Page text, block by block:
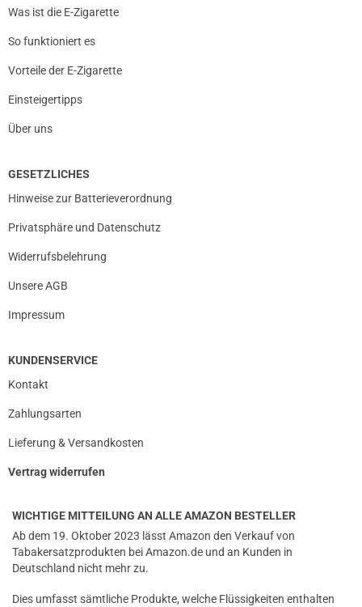
Was ist die E-Zigarette
So funktioniert es
Vorteile der E-Zigarette
Einsteigertipps
Über uns
GESETZLICHES
Hinweise zur Batterieverordnung
Privatsphäre und Datenschutz
Widerrufsbelehrung
Unsere AGB
Impressum
KUNDENSERVICE
Kontakt
Zahlungsarten
Lieferung & Versandkosten
Vertrag widerrufen
WICHTIGE MITTEILUNG AN ALLE AMAZON BESTELLER
Ab dem 19. Oktober 2023 lässt Amazon den Verkauf von
Tabakersatzprodukten bei Amazon.de und an Kunden in
Deutschland nicht mehr zu.
Dies umfasst sämtliche Produkte, welche Flüssigkeiten enthalten